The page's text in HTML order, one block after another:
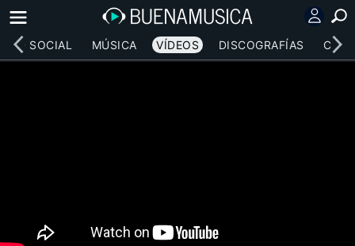
RED SOCIAL MÚSICA VÍDEOS DISCOGRAFÍAS